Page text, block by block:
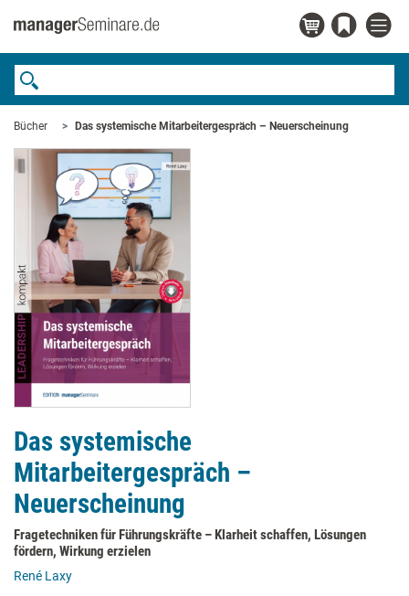
Bücher Das systemische Mitarbeitergespräch – Neuerscheinung
Das systemische
Mitarbeitergespräch –
Neuerscheinung
Fragetechniken für Führungskräfte – Klarheit schaffen, Lösungen
fördern, Wirkung erzielen
René Laxy